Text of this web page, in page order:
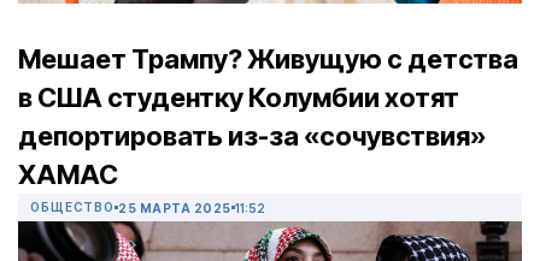
Мешает Трампу? Живущую с детства
в США студентку Колумбии хотят
депортировать из-за «сочувствия»
ХАМАС
ОБЩЕСТВО 25 МАРТА 2025 11:52